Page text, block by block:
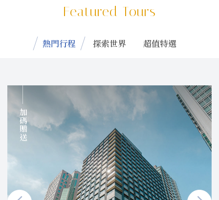
Featured Tours
熱門行程 探索世界 超值特選
加碼贈送